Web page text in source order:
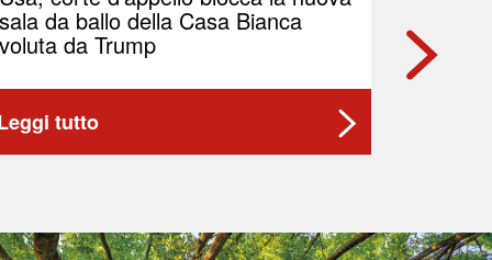
sala da ballo della Casa Bianca
voluta da Trump
tutto